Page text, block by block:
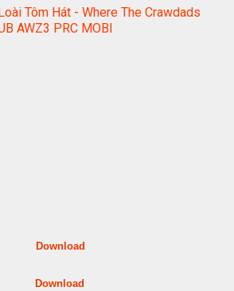
Tôm Hát - Where The Crawdads
AWZ3 PRC MOBI
Download
Download